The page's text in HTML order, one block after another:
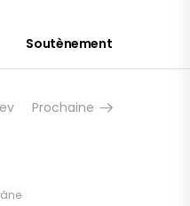
Soutènement
chantier QUARTZ I 1
Prochaine